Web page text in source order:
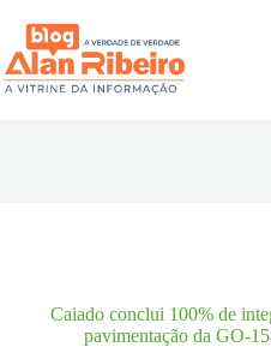
para
conteúdo
Caiado conclui 100% de
pavimentação da GO-